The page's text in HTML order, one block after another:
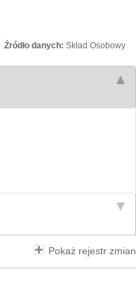
Źródło danych: Skład Osobowy
Pokaż rejestr zmian